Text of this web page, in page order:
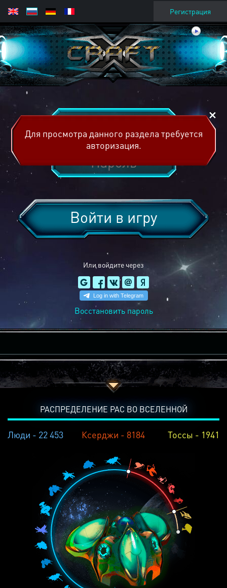
Регистрация
Или войдите через
Войти в игру
Восстановить пароль
Для просмотра данного раздела требуется
авторизация.
РАСПРЕДЕЛЕНИЕ РАС ВО ВСЕЛЕННОЙ
Люди - 22 453 Ксерджи - 8184 Тоссы - 1941